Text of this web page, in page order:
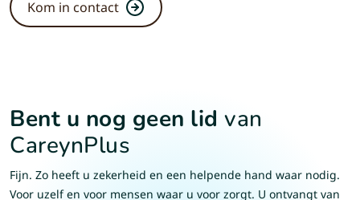
Kom in contact
Bent u nog geen lid van
CareynPlus
Fijn. Zo heeft u zekerheid en een helpende hand waar nodig.
Voor uzelf en voor mensen waar u voor zorgt. U ontvangt van